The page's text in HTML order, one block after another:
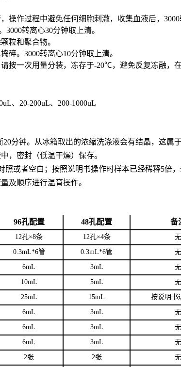
操作过程中避免任何细胞刺激，收集血液后，
转离心30分钟取上清。
粒和聚合物。
碎。3000转离心10分钟取上清。
按一次用量分装，冻存于-20℃，避免反复冻融，
、20-200uL、200-1000uL
分钟。从冰箱取出的浓缩洗涤液会有结晶，这属
，密封（低温干燥）保存。
照或者空白；按照说明书操作时样本已经稀释5倍
及顺序进行温育操作。
96孔配置 48孔配置 备
12孔×8条 12孔×4条 无
0.3mL*6管 0.3mL*6管 无
6mL 3mL 无
10mL 5mL 无
25mL 15mL 按说明书
6mL 3mL 无
6mL 3mL 无
6mL 3mL 无
2张 2张 无